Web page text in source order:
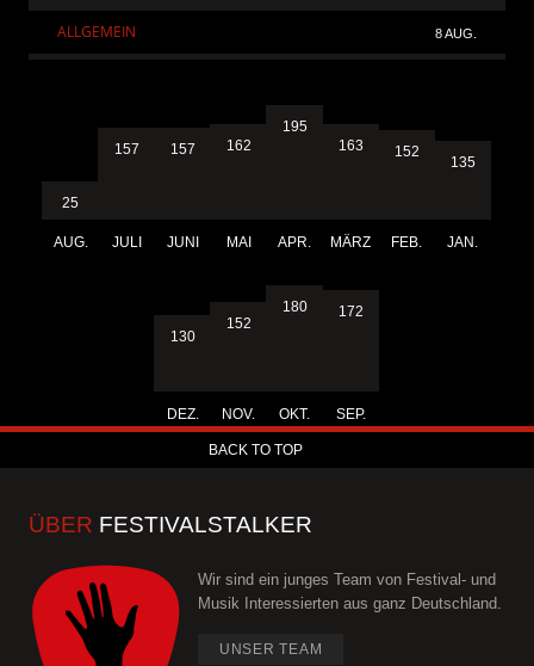
ALLGEMEIN 8 AUG.
25
AUG.
157
JULI
157
JUNI
162
MAI
195
APR.
163
MÄRZ
152
FEB.
135
JAN.
130
DEZ.
152
NOV.
180
OKT.
172
SEP.
BACK TO TOP
ÜBER FESTIVALSTALKER
Wir sind ein junges Team von Festival- und
Musik Interessierten aus ganz Deutschland.
UNSER TEAM